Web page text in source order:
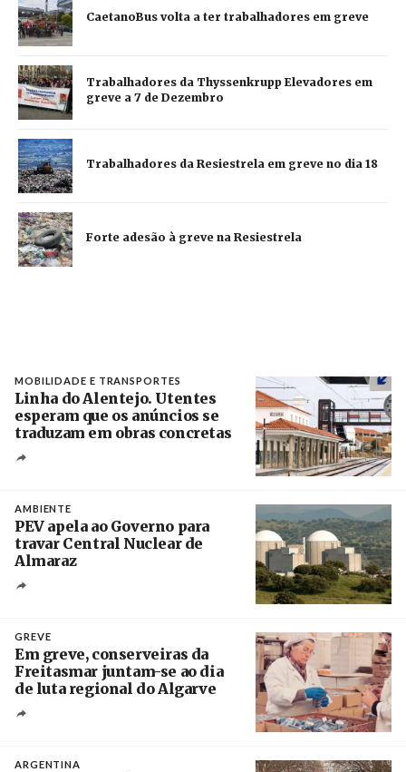
CaetanoBus volta a ter trabalhadores em greve
Trabalhadores da Thyssenkrupp Elevadores em
greve a 7 de Dezembro
Trabalhadores da Resiestrela em greve no dia 18
Forte adesão à greve na Resiestrela
MOBILIDADE E TRANSPORTES
Linha do Alentejo. Utentes
esperam que os anúncios se
traduzam em obras concretas
AMBIENTE
PEV apela ao Governo para
travar Central Nuclear de
Almaraz
GREVE
Em greve, conserveiras da
Freitasmar juntam-se ao dia
de luta regional do Algarve
ARGENTINA